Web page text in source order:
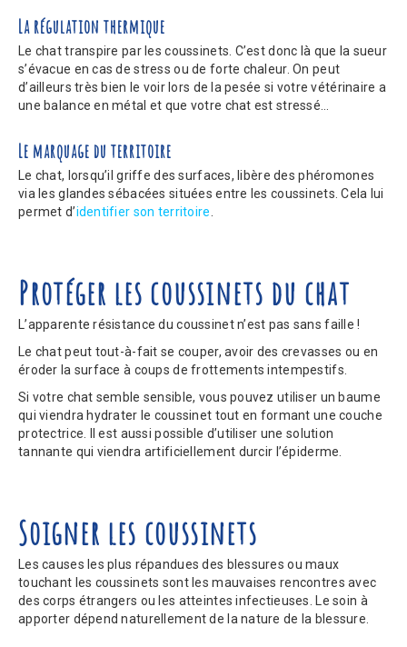
La régulation thermique
Le chat transpire par les coussinets. C’est donc là que la sueur
s’évacue en cas de stress ou de forte chaleur. On peut
d’ailleurs très bien le voir lors de la pesée si votre vétérinaire a
une balance en métal et que votre chat est stressé…
Le marquage du territoire
Le chat, lorsqu’il griffe des surfaces, libère des phéromones
via les glandes sébacées situées entre les coussinets. Cela lui
permet d’identifier son territoire.
Protéger les coussinets du chat
L’apparente résistance du coussinet n’est pas sans faille !
Le chat peut tout-à-fait se couper, avoir des crevasses ou en
éroder la surface à coups de frottements intempestifs.
Si votre chat semble sensible, vous pouvez utiliser un baume
qui viendra hydrater le coussinet tout en formant une couche
protectrice. Il est aussi possible d’utiliser une solution
tannante qui viendra artificiellement durcir l’épiderme.
Soigner les coussinets
Les causes les plus répandues des blessures ou maux
touchant les coussinets sont les mauvaises rencontres avec
des corps étrangers ou les atteintes infectieuses. Le soin à
apporter dépend naturellement de la nature de la blessure.